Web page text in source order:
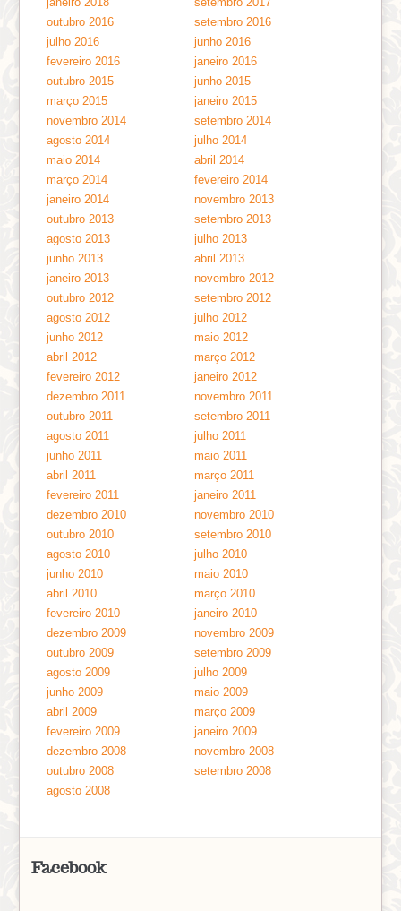
outubro 2016
setembro 2016
julho 2016
junho 2016
fevereiro 2016
janeiro 2016
outubro 2015
junho 2015
março 2015
janeiro 2015
novembro 2014
setembro 2014
agosto 2014
julho 2014
maio 2014
abril 2014
março 2014
fevereiro 2014
janeiro 2014
novembro 2013
outubro 2013
setembro 2013
agosto 2013
julho 2013
junho 2013
abril 2013
janeiro 2013
novembro 2012
outubro 2012
setembro 2012
agosto 2012
julho 2012
junho 2012
maio 2012
abril 2012
março 2012
fevereiro 2012
janeiro 2012
dezembro 2011
novembro 2011
outubro 2011
setembro 2011
agosto 2011
julho 2011
junho 2011
maio 2011
abril 2011
março 2011
fevereiro 2011
janeiro 2011
dezembro 2010
novembro 2010
outubro 2010
setembro 2010
agosto 2010
julho 2010
junho 2010
maio 2010
abril 2010
março 2010
fevereiro 2010
janeiro 2010
dezembro 2009
novembro 2009
outubro 2009
setembro 2009
agosto 2009
julho 2009
junho 2009
maio 2009
abril 2009
março 2009
fevereiro 2009
janeiro 2009
dezembro 2008
novembro 2008
outubro 2008
setembro 2008
agosto 2008
Facebook